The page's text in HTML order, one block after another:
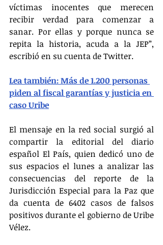
víctimas inocentes que merecen
recibir verdad para comenzar a
sanar. Por ellas y porque nunca se
repita la historia, acuda a la JEP”,
escribió en su cuenta de Twitter.
Lea también: Más de 1.200 personas
piden al fiscal garantías y justicia en
caso Uribe
El mensaje en la red social surgió al
compartir la editorial del diario
español El País, quien dedicó uno de
sus espacios el lunes a analizar las
consecuencias del reporte de la
Jurisdicción Especial para la Paz que
da cuenta de 6402 casos de falsos
positivos durante el gobierno de Uribe
Vélez.